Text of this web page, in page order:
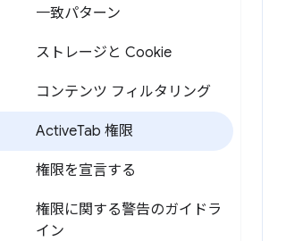
一致パターン
ストレージと Cookie
コンテンツ フィルタリング
ActiveTab 権限
権限を宣言する
権限に関する警告のガイドラ
イン